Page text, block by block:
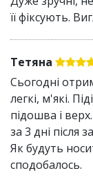
Гнучке
Підошва
Зверніть увагу
її фіксують.
Тетяна
Сьогодні
легкі, м'які.
підошва і
за 3 дні після
Як будуть
сподобалось.